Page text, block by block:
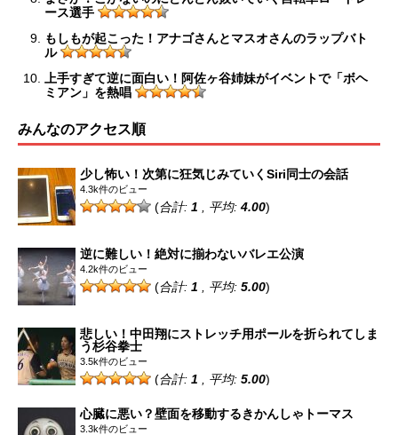
ース選手
もしもが起こった！アナゴさんとマスオさんのラップバト
ル
上手すぎて逆に面白い！阿佐ヶ谷姉妹がイベントで「ボヘ
ミアン」を熱唱
みんなのアクセス順
少し怖い！次第に狂気じみていくSiri同士の会話
4.3k件のビュー
(合計: 1 , 平均: 4.00)
逆に難しい！絶対に揃わないバレエ公演
4.2k件のビュー
(合計: 1 , 平均: 5.00)
悲しい！中田翔にストレッチ用ポールを折られてしま
う杉谷拳士
3.5k件のビュー
(合計: 1 , 平均: 5.00)
心臓に悪い？壁面を移動するきかんしゃトーマス
3.3k件のビュー